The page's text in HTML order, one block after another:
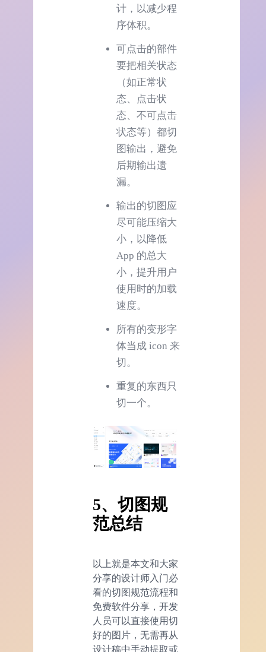
计，以减少程
序体积。
可点击的部件
要把相关状态
（如正常状
态、点击状
态、不可点击
状态等）都切
图输出，避免
后期输出遗
漏。
输出的切图应
尽可能压缩大
小，以降低
App 的总大
小，提升用户
使用时的加载
速度。
所有的变形字
体当成 icon 来
切。
重复的东西只
切一个。
5、切图规
范总结
以上就是本文和大家
分享的设计师入门必
看的切图规范流程和
免费软件分享，开发
人员可以直接使用切
好的图片，无需再从
设计稿中手动提取或